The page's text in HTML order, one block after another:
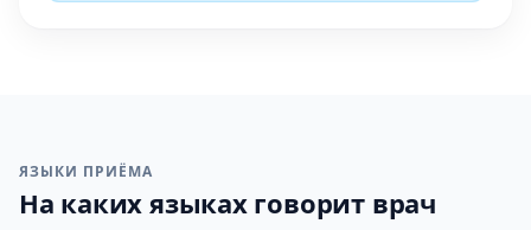
ЯЗЫКИ ПРИЁМА
На каких языках говорит врач